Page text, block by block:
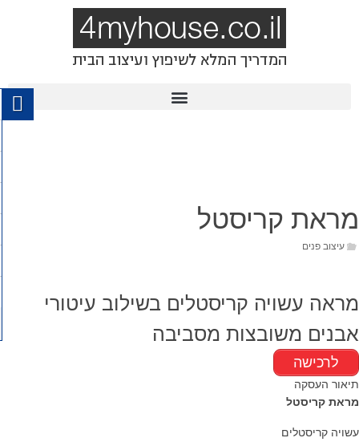
מראת קריסטל
עיצוב פנים
מראה עשויה קריסטלים בשילוב עיטורי
אבנים משובצות מסביבה
לרכישה
תיאור העסקה
מראת קריסטל
עשויה קריסטלים